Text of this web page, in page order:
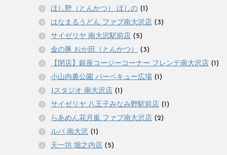
ほし野（とんかつ） ほしの (1)
はなまるうどん ファブ南大沢店 (3)
サイゼリヤ 南大沢駅前店 (5)
金の豚 おか田（とんかつ）
(3)
【閉店】銀座コージーコーナー フレンテ南大沢店 (1)
小山内裏公園 バーベキュー広場 (1)
Jスタジオ 南大沢店 (1)
サイゼリヤ 八王子みなみ野駅前店 (1)
らあめん花月嵐 ファブ南大沢店 (2)
ルパ 南大沢 (1)
天一坊 堀之内店 (5)